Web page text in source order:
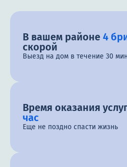
В вашем районе 4
скорой
Выезд на дом в течение 30 мин
Время оказания
час
Еще не поздно спасти жизнь